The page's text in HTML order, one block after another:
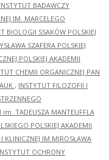
INSTYTUT BADAWCZY
IM. MARCELEGO
BIOLOGII SSAKÓW POLSKIEJ
SZAFERA POLSKIEJ
POLSKIEJ AKADEMII
CHEMII ORGANICZNEJ PAN
; INSTYTUT FILOZOFII I
im. TADEUSZA MANTEUFFLA
POLSKIEJ AKADEMII
KLINICZNEJ IM.MIROSŁAWA
OCHRONY